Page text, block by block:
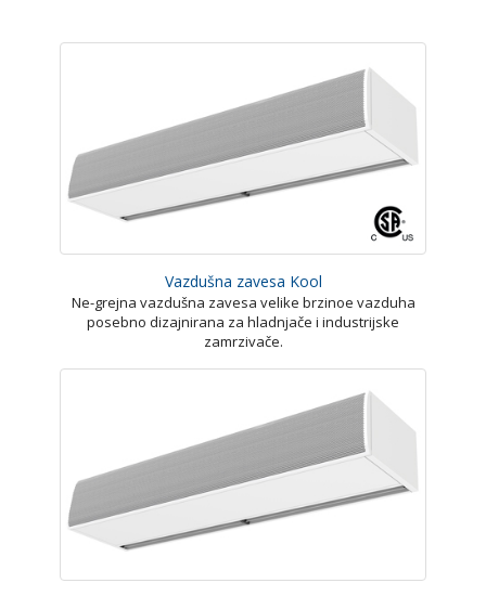
Vazdušna zavesa Kool
Ne-grejna vazdušna zavesa velike brzinoe vazduha
posebno dizajnirana za hladnjače i industrijske
zamrzivače.